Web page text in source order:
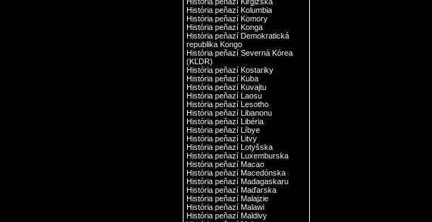
História peňazí Kolumbia
História peňazí Komory
História peňazí Konga
História peňazí Demokratická
republika Kongo
História peňazí Severná Kórea
(KĽDR)
História peňazí Kostariky
História peňazí Kuba
História peňazí Kuvajtu
História peňazí Laosu
História peňazí Lesotho
História peňazí Libanonu
História peňazí Libéria
História peňazí Líbye
História peňazí Litvy
História peňazí Lotyšska
História peňazí Luxemburska
História peňazí Macao
História peňazí Macedónska
História peňazí Madagaskaru
História peňazí Maďarska
História peňazí Malajzie
História peňazí Malawi
História peňazí Maldivy